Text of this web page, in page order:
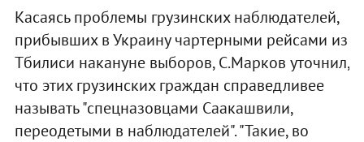
Касаясь проблемы грузинских наблюдателей,
прибывших в Украину чартерными рейсами из
Тбилиси накануне выборов, С.Марков уточнил,
что этих грузинских граждан справедливее
называть "спецназовцами Саакашвили,
переодетыми в наблюдателей". "Такие, во